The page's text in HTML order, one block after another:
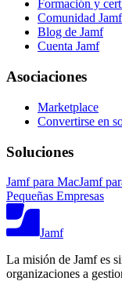
Formación y
Comunidad
Blog de Jamf
Cuenta Jamf
Asociaciones
Marketplace
Convertirse en
Soluciones
Jamf para MacJamf
Pequeñas Empresas
Jamf
La misión de Jamf es
organizaciones a